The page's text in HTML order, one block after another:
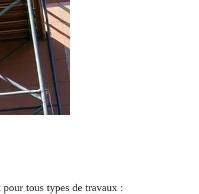
tous types de travaux :